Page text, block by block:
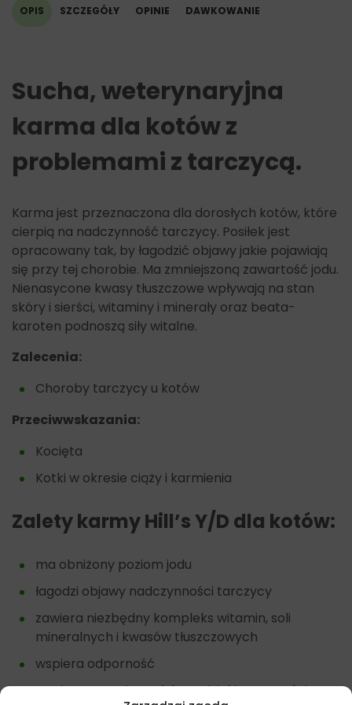
OPIS SZCZEGÓŁY OPINIE DAWKOWANIE
Sucha, weterynaryjna
karma dla kotów z
problemami z tarczycą.
Karma jest przeznaczona dla dorosłych kotów, które
cierpią na nadczynność tarczycy. Posiłek jest
opracowany tak, by łagodzić objawy jakie pojawiają
się przy tej chorobie. Ma zmniejszoną zawartość jodu.
Nienasycone kwasy tłuszczowe wpływają na stan
skóry i sierści, witaminy i minerały oraz beata-
karoten podnoszą siły witalne.
Zalecenia:
Choroby tarczycy u kotów
Przeciwwskazania:
Kocięta
Kotki w okresie ciąży i karmienia
Zalety karmy Hill’s Y/D dla kotów:
ma obniżony poziom jodu
łagodzi objawy nadczynności tarczycy
zawiera niezbędny kompleks witamin, soli
mineralnych i kwasów tłuszczowych
wspiera odporność
wspiera serce i wzrok kota dzięki zawartości